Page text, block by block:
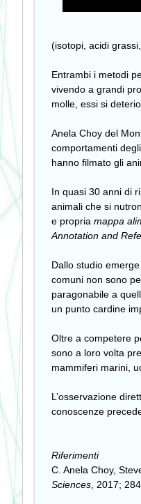
(isotopi, acidi
Entrambi i metodi
vivendo a grandi
molle, essi si
Anela Choy del
comportamenti
hanno filmato gli
In quasi 30 anni di
animali che si
e propria mappa
Annotation and
Dallo studio
comuni non sono
paragonabile a
un punto cardine
Oltre a competere
sono a loro volta
mammiferi marini,
L’osservazione
conoscenze
Riferimenti
C. Anela Choy,
Sciences, 2017;